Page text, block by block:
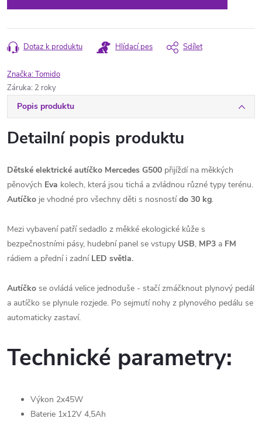
Dotaz k produktu Hlídací pes Sdílet
Značka:Tomido
Záruka: 2 roky
Popis produktu
Detailní popis produktu
Dětské elektrické autíčko Mercedes G500 přijíždí na měkkých
pěnových Eva kolech, která jsou tichá a zvládnou různé typy terénu.
Autíčko je vhodné pro všechny děti s nosnostído 30 kg.
Mezi vybavení patří sedadlo z měkké ekologické kůže s
bezpečnostními pásy, hudební panel se vstupy USB, MP3 a FM
rádiem a přední i zadní LED světla.
Autíčko se ovládá velice jednoduše - stačí zmáčknout plynový pedál
a autíčko se plynule rozjede. Po sejmutí nohy z plynového pedálu se
automaticky zastaví.
Technické parametry:
Výkon 2x45W
Baterie 1x12V 4,5Ah